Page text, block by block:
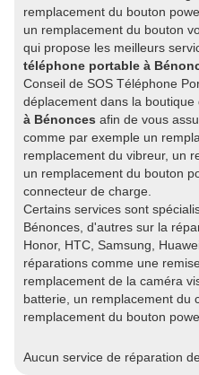
remplacement du bouton
un remplacement du bouton
qui propose les meilleurs
téléphone portable à
Conseil de SOS Téléphone
déplacement dans la boutique
à Bénonces afin de vous
comme par exemple un
remplacement du vibreur, un
un remplacement du bouton
connecteur de charge.
Certains services sont
Bénonces, d'autres sur la
Honor, HTC, Samsung,
réparations comme une
remplacement de la caméra
batterie, un remplacement du
remplacement du bouton
Aucun service de réparation